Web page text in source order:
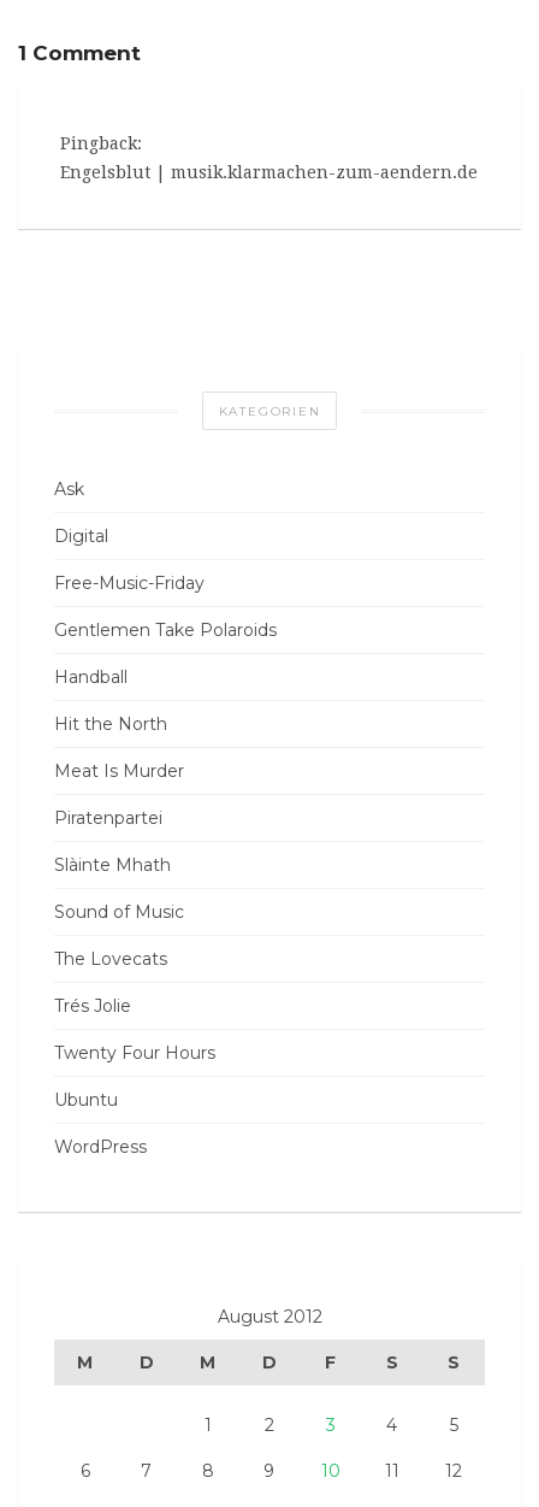
1 Comment
Pingback:
Engelsblut | musik.klarmachen-zum-aendern.de
KATEGORIEN
Ask
Digital
Free-Music-Friday
Gentlemen Take Polaroids
Handball
Hit the North
Meat Is Murder
Piratenpartei
Slàinte Mhath
Sound of Music
The Lovecats
Trés Jolie
Twenty Four Hours
Ubuntu
WordPress
August 2012
M D M D F S S
1 2 3 4 5
6 7 8 9 10 11 12